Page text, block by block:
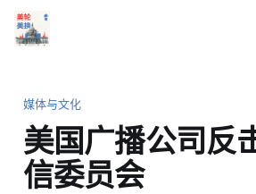
媒体与文化
美国广播公司反
信委员会